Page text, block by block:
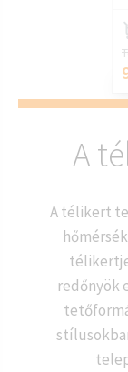
A
A télikert
redőnyök